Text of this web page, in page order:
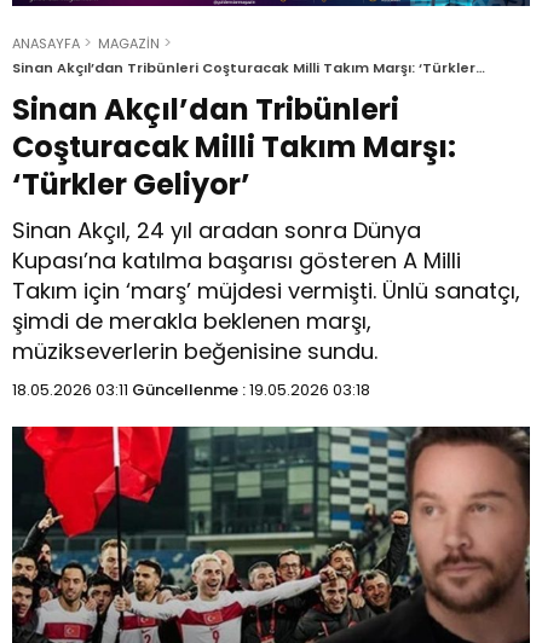
ANASAYFA
MAGAZİN
Sinan Akçıl’dan Tribünleri Coşturacak Milli Takım Marşı: ‘Türkler
Geliyor’
Sinan Akçıl’dan Tribünleri
Coşturacak Milli Takım Marşı:
‘Türkler Geliyor’
Sinan Akçıl, 24 yıl aradan sonra Dünya
Kupası’na katılma başarısı gösteren A Milli
Takım için ‘marş’ müjdesi vermişti. Ünlü sanatçı,
şimdi de merakla beklenen marşı,
müzikseverlerin beğenisine sundu.
18.05.2026 03:11 Güncellenme :19.05.2026 03:18